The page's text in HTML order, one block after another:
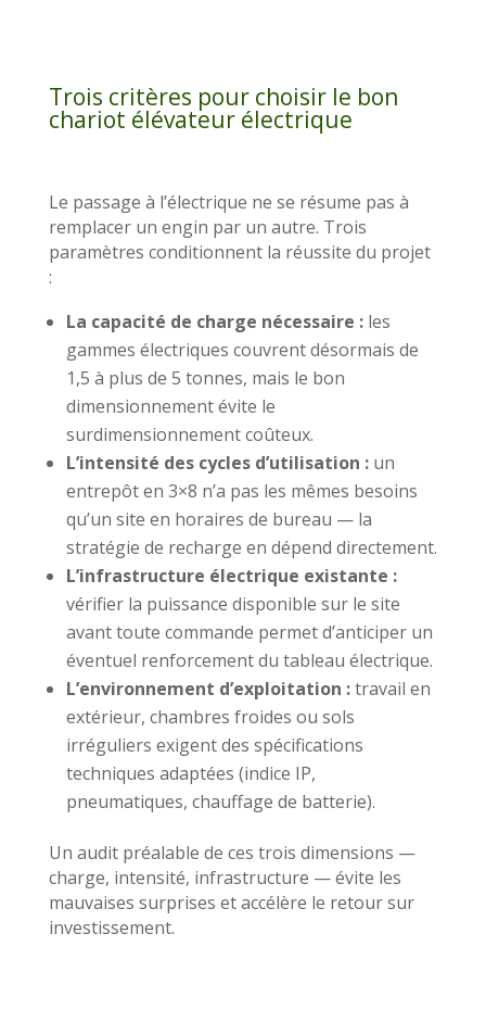
Trois critères pour choisir le bon
chariot élévateur électrique
Le passage à l’électrique ne se résume pas à
remplacer un engin par un autre. Trois
paramètres conditionnent la réussite du projet
:
La capacité de charge nécessaire :les
gammes électriques couvrent désormais de
1,5 à plus de 5 tonnes, mais le bon
dimensionnement évite le
surdimensionnement coûteux.
L’intensité des cycles d’utilisation :un
entrepôt en 3×8 n’a pas les mêmes besoins
qu’un site en horaires de bureau — la
stratégie de recharge en dépend directement.
L’infrastructure électrique existante :
vérifier la puissance disponible sur le site
avant toute commande permet d’anticiper un
éventuel renforcement du tableau électrique.
L’environnement d’exploitation :travail en
extérieur, chambres froides ou sols
irréguliers exigent des spécifications
techniques adaptées (indice IP,
pneumatiques, chauffage de batterie).
Un audit préalable de ces trois dimensions —
charge, intensité, infrastructure — évite les
mauvaises surprises et accélère le retour sur
investissement.